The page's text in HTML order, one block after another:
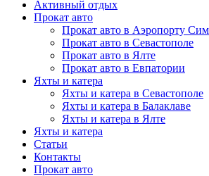
Активный отдых
Прокат авто
Прокат авто в Аэропорту
Прокат авто в Севастополе
Прокат авто в Ялте
Прокат авто в Евпатории
Яхты и катера
Яхты и катера в Севастополе
Яхты и катера в Балаклаве
Яхты и катера в Ялте
Яхты и катера
Статьи
Контакты
Прокат авто